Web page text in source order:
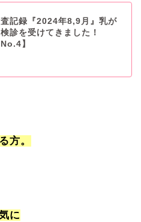
記録『2024年8,9月』乳が
診を受けてきました！
No.4】
方。
に